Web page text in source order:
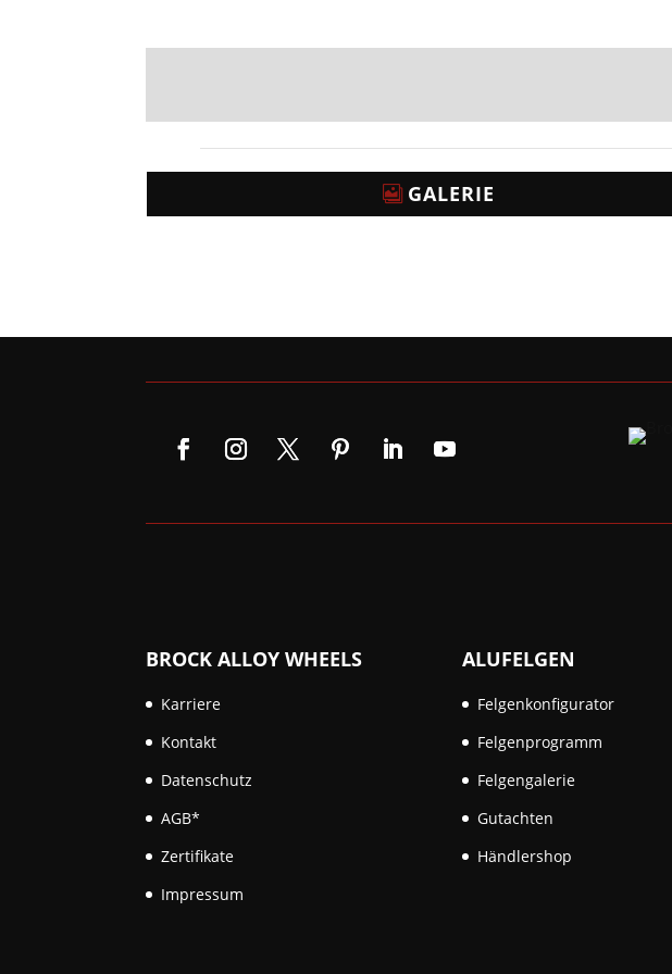
GALERIE
BROCK ALLOY WHEELS
Karriere
Kontakt
Datenschutz
AGB*
Zertifikate
Impressum
ALUFELGEN
Felgenkonfigurator
Felgenprogramm
Felgengalerie
Gutachten
Händlershop